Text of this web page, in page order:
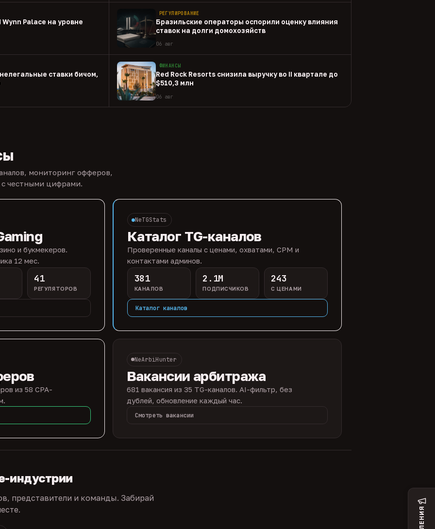
Palace на уровне
РЕГУЛИРОВАНИЕ
Бразильские операторы оспорили оценку влияния
ставок на долги домохозяйств
06 авг
ставки бичом,
ФИНАНСЫ
Red Rock Resorts снизила выручку во II квартале до
$510,3 млн
06 авг
мониторинг офферов,
с честными цифрами.
и букмекеров.
12 мес.
41
РЕГУЛЯТОРОВ
NeTGStats
Каталог TG-каналов
Проверенные каналы с ценами, охватами, CPM и
контактами админов.
381
КАНАЛОВ
2.1M
ПОДПИСЧИКОВ
243
С ЦЕНАМИ
Каталог каналов
из 58 CPA-
NeArbiHunter
Вакансии арбитража
681 вакансия из 35 TG-каналов. AI-фильтр, без
дублей, обновление каждый час.
Смотреть вакансии
индустрии
представители и команды. Забирай